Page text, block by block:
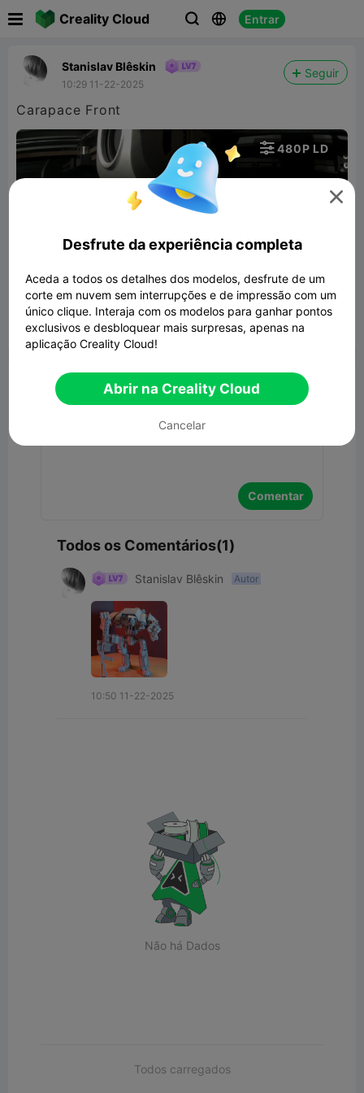
Creality Cloud   Entrar
Stanislav Blêskin
10:29 11-22-2025
Seguir
Carapace Front
01:19

480P LD
 Denunciar 4  1
Comentar
Comentar
Todos os Comentários(1)
Stanislav Blêskin Autor
10:50 11-22-2025
Não há Dados
Todos carregados

Desfrute da experiência completa
Aceda a todos os detalhes dos modelos, desfrute de um
corte em nuvem sem interrupções e de impressão com um
único clique. Interaja com os modelos para ganhar pontos
exclusivos e desbloquear mais surpresas, apenas na
aplicação Creality Cloud!
Abrir na Creality Cloud
Cancelar